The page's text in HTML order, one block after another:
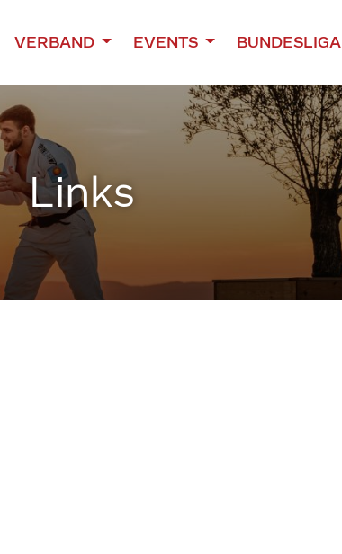
VERBAND EVENTS BUNDESLIGA
Links